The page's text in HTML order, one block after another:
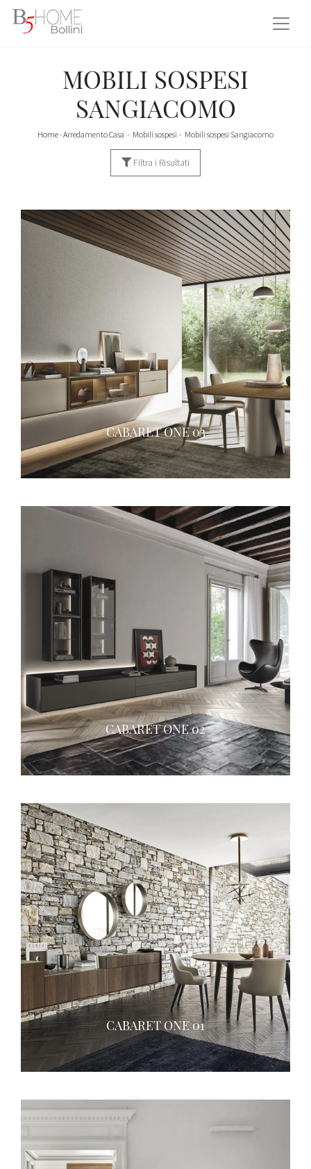
MOBILI SOSPESI
SANGIACOMO
Home-Arredamento Casa - Mobili sospesi - Mobili sospesi Sangiacomo
Filtra i Risultati
CABARET ONE 03
CABARET ONE 02
CABARET ONE 01